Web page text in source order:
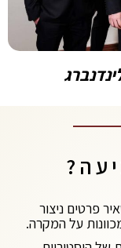
פרטים ניצור
על המקרה.